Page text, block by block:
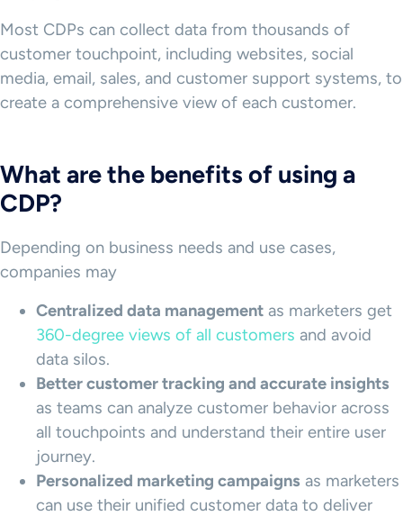
Most CDPs can collect data from thousands of
customer touchpoint, including websites, social
media, email, sales, and customer support systems, to
create a comprehensive view of each customer.
What are the benefits of using a
CDP?
Depending on business needs and use cases,
companies may
Centralized data management as marketers get
360-degree views of all customers and avoid
data silos.
Better customer tracking and accurate insights
as teams can analyze customer behavior across
all touchpoints and understand their entire user
journey.
Personalized marketing campaigns as marketers
can use their unified customer data to deliver